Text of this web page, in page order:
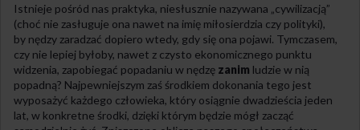
Istnieje pośród nas praktyka, niesłusznie nazywana „cywilizacją”
(choć nie zasługuje ona nawet na imię miłosierdzia czy polityki),
by nędzy zaradzać dopiero wtedy, gdy się ona pojawi. Tymczasem,
czy nie lepiej byłoby, nawet z czysto ekonomicznego punktu
widzenia, zapobiegać popadaniu w nędzę zanim ludzie w nią
popadną? Najpewniejszym zaś środkiem dokonania tego jest
wyposażyć każdego człowieka, który osiągnie dwadzieścia jeden
lat, w konkretne środki, dzięki którym będzie mógł zacząć